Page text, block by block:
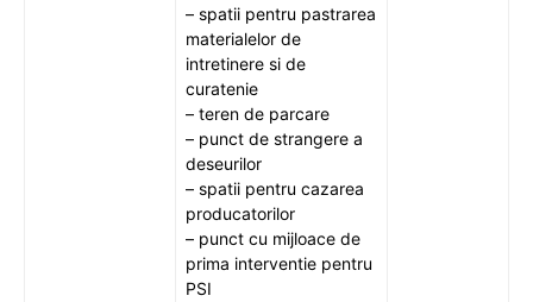
– spatii pentru pastrarea
materialelor de
intretinere si de
curatenie
– teren de parcare
– punct de strangere a
deseurilor
– spatii pentru cazarea
producatorilor
– punct cu mijloace de
prima interventie pentru
PSI